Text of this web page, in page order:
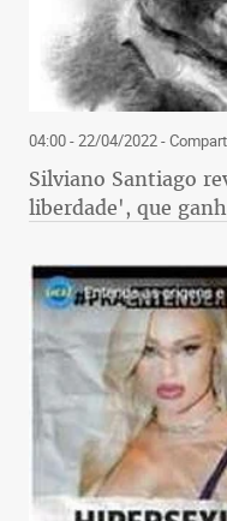
04:00 - 22/04/2022-
Silviano Santiago
liberdade', que